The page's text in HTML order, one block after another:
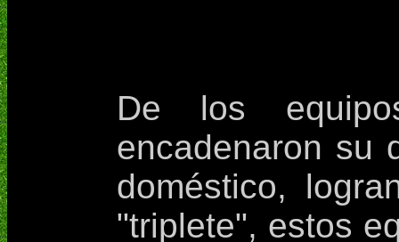
De los
encadenaron su
doméstico,
"triplete", estos